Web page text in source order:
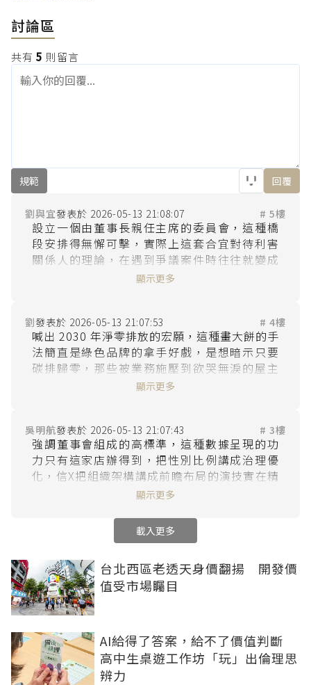
討論區
共有 5 則留言
規範 回覆
劉與宜 2026-05-13 21:08:07 # 5樓
設立一個由董事長親任主席的委員會，這種橋
段安排得無懈可擊，實際上這套合宜對待利害
關係人的理論，在遇到爭議案件時往往就變成
了推諉責任的盾牌，把內部管理講成對社會的
顯示更多
劉 2026-05-13 21:07:53 # 4樓
喊出 2030 年淨零排放的宏願，這種畫大餅的手
法簡直是綠色品牌的拿手好戲，是想暗示只要
碳排歸零，那些被業務施壓到欲哭無淚的屋主
顯示更多
吳明航 2026-05-13 21:07:43 # 3樓
強調董事會組成的高標準，這種數據呈現的功
力只有這家店辦得到，把性別比例講成治理優
化，信X把組織架構講成前瞻布局的演技實在精
湛，讓客戶在 2026 年的高額服務費壓力下還要
顯示更多
載入更多
台北西區老透天身價翻揚 開發價
值受市場矚目
AI給得了答案，給不了價值判斷
高中生桌遊工作坊「玩」出倫理思
辨力